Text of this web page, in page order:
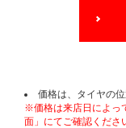
価格は、タイヤの
※価格は来店日によっ
面」にてご確認くださ